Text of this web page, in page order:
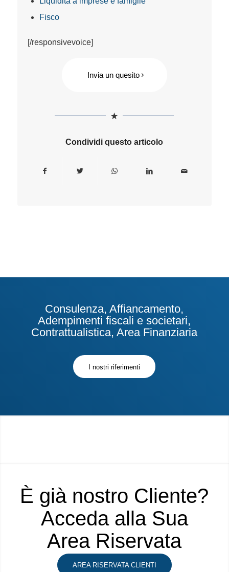
Fisco
[/responsivevoice]
Invia un quesito
Condividi questo articolo
Consulenza, Affiancamento,
Adempimenti fiscali e societari,
Contrattualistica, Area Finanziaria
I nostri riferimenti
È già nostro Cliente?
Acceda alla Sua
Area Riservata
AREA RISERVATA CLIENTI